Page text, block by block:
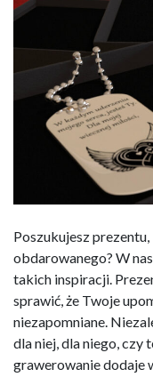
Poszukujesz
obdarowanego? W
takich inspiracji.
sprawić, że Twoje
niezapomniane.
dla niej, dla niego, czy
grawerowanie